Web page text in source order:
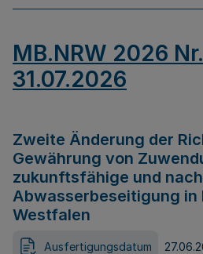
MB.NRW 2026
31.07.2026
Zweite Änderung der
Gewährung von
zukunftsfähige und
Abwasserbeseitigung in
Westfalen
Ausfertigungsdatum